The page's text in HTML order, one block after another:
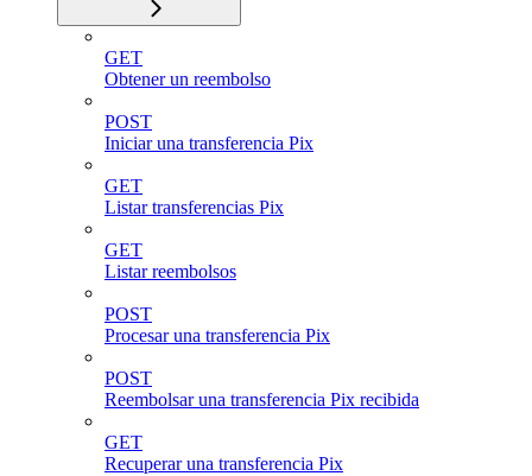
GET
Obtener un reembolso
POST
Iniciar una transferencia Pix
GET
Listar transferencias Pix
GET
Listar reembolsos
POST
Procesar una transferencia Pix
POST
Reembolsar una transferencia Pix recibida
GET
Recuperar una transferencia Pix